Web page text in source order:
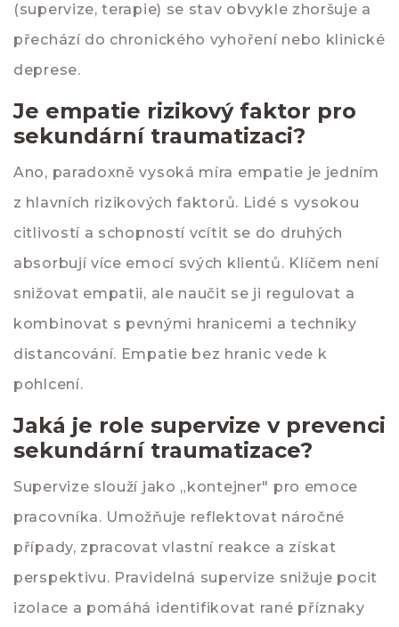
(supervize, terapie) se stav obvykle zhoršuje a
přechází do chronického vyhoření nebo klinické
deprese.
Je empatie rizikový faktor pro
sekundární traumatizaci?
Ano, paradoxně vysoká míra empatie je jedním
z hlavních rizikových faktorů. Lidé s vysokou
citlivostí a schopností vcítit se do druhých
absorbují více emocí svých klientů. Klíčem není
snižovat empatii, ale naučit se ji regulovat a
kombinovat s pevnými hranicemi a techniky
distancování. Empatie bez hranic vede k
pohlcení.
Jaká je role supervize v prevenci
sekundární traumatizace?
Supervize slouží jako „kontejner" pro emoce
pracovníka. Umožňuje reflektovat náročné
případy, zpracovat vlastní reakce a získat
perspektivu. Pravidelná supervize snižuje pocit
izolace a pomáhá identifikovat rané příznaky